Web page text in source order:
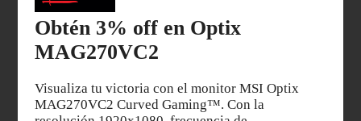
Obtén 3% off en Optix
MAG270VC2
Visualiza tu victoria con el monitor MSI Optix
MAG270VC2 Curved Gaming™. Con la